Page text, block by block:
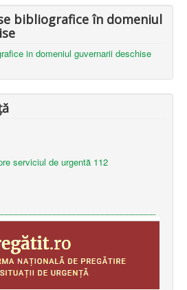
bibliografice în domeniul
in domeniul guvernarii deschise
serviciul de urgentă 112